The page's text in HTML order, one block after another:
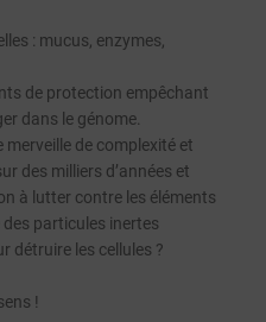
: mucus, enzymes,
de protection empêchant
dans le génome.
de complexité et
des milliers d’années et
à lutter contre les éléments
particules inertes
détruire les cellules ?
!